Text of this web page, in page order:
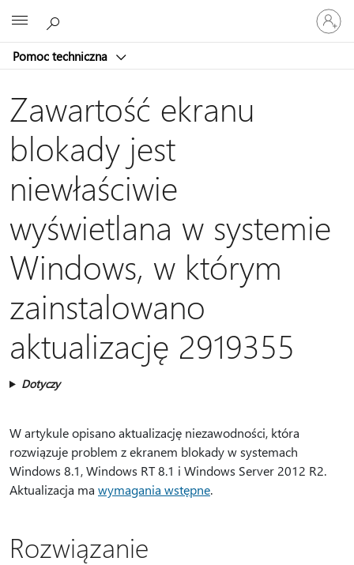
Pomoc techniczna
Zaloguj
się
do
konta
Zawartość ekranu
blokady jest
niewłaściwie
wyświetlana w systemie
Windows, w którym
zainstalowano
aktualizację 2919355
Dotyczy
W artykule opisano aktualizację niezawodności, która
rozwiązuje problem z ekranem blokady w systemach
Windows 8.1, Windows RT 8.1 i Windows Server 2012 R2.
Aktualizacja ma wymagania wstępne.
Rozwiązanie